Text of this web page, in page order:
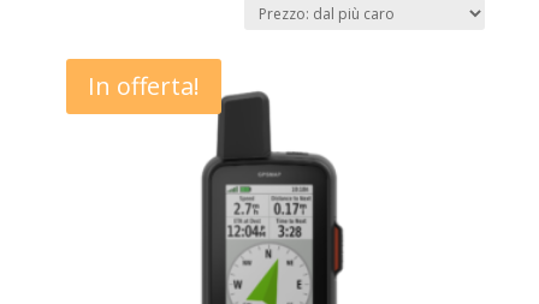
più
In offerta!